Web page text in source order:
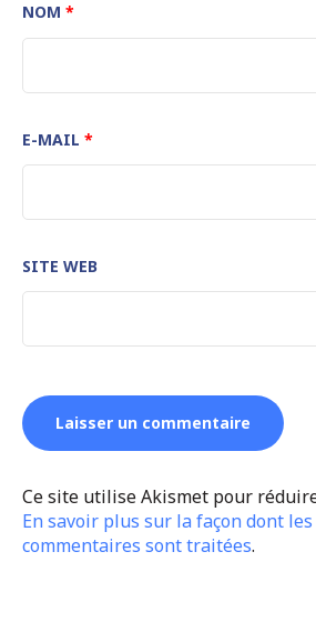
NOM *
E-MAIL *
SITE WEB
Ce site utilise Akismet pour
En savoir plus sur la façon dont les
commentaires sont traitées.